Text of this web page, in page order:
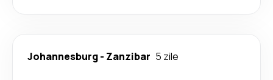
Johannesburg- Zanzibar 5 zile